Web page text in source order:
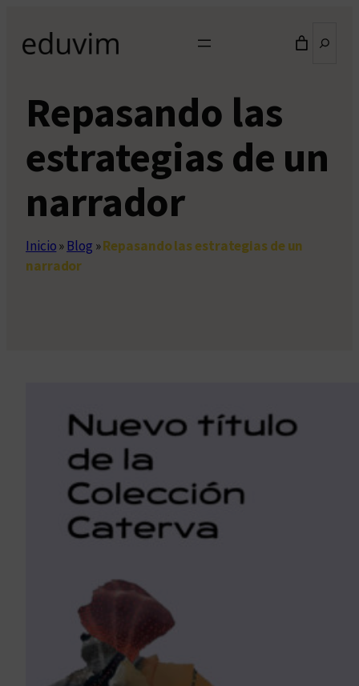
contenido
Repasando las
estrategias de un
narrador
Inicio» Blog »Repasando las estrategias de un
narrador